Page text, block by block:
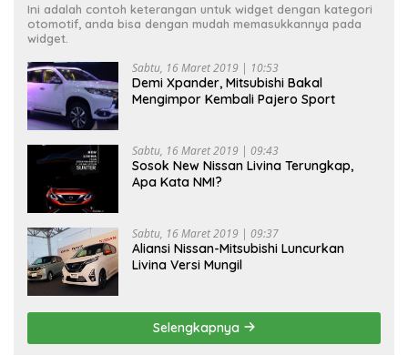
Ini adalah contoh keterangan untuk widget dengan kategori
otomotif, anda bisa dengan mudah memasukkannya pada
widget.
Sabtu, 16 Maret 2019 | 10:53
Demi Xpander, Mitsubishi Bakal
Mengimpor Kembali Pajero Sport
Sabtu, 16 Maret 2019 | 09:43
Sosok New Nissan Livina Terungkap,
Apa Kata NMI?
Sabtu, 16 Maret 2019 | 09:37
Aliansi Nissan-Mitsubishi Luncurkan
Livina Versi Mungil
Selengkapnya